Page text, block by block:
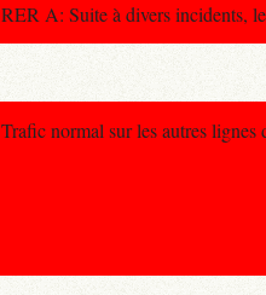
RER A: Suite à divers incidents,
Trafic normal sur les autres lignes